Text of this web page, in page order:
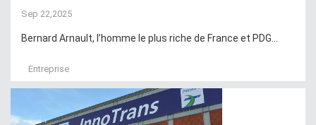
Sep 22,2025
Bernard Arnault, l’homme le plus riche de France et PDG...
Entreprise